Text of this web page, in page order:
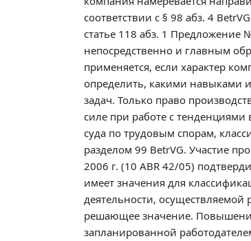
соответствии с § 98 абз. 4
статье 118 абз. 1 Предложение
непосредственно и главным
применяется, если характер
определить, какими навыками
задач. Только право
силе при работе с
суда по трудовым спорам,
разделом 99 BetrVG. Участие
2006 г. (10 ABR 42/05)
имеет значения для
деятельности,
решающее значение. Повышение
запланированной